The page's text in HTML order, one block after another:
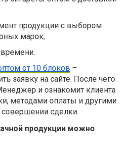
продукции с выбором
марок;
от 10 блоков –
заявку на сайте. После чего
и ознакомит клиента
методами оплаты и другими
сделки.
продукции можно